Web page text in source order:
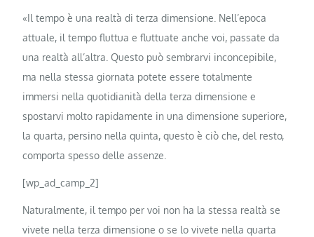
«Il tempo è una realtà di terza dimensione. Nell’epoca
attuale, il tempo fluttua e fluttuate anche voi, passate da
una realtà all’altra. Questo può sembrarvi inconcepibile,
ma nella stessa giornata potete essere totalmente
immersi nella quotidianità della terza dimensione e
spostarvi molto rapidamente in una dimensione superiore,
la quarta, persino nella quinta, questo è ciò che, del resto,
comporta spesso delle assenze.
[wp_ad_camp_2]
Naturalmente, il tempo per voi non ha la stessa realtà se
vivete nella terza dimensione o se lo vivete nella quarta